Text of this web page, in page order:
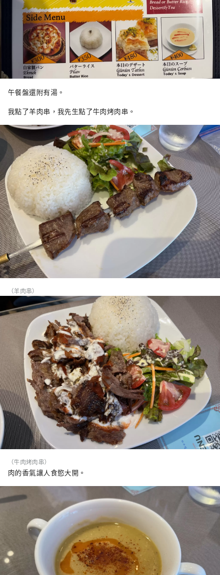
午餐盤還附有湯。
我點了羊肉串，我先生點了牛肉烤肉串。
（羊肉串）
（牛肉烤肉串）
肉的香氣讓人食慾大開。